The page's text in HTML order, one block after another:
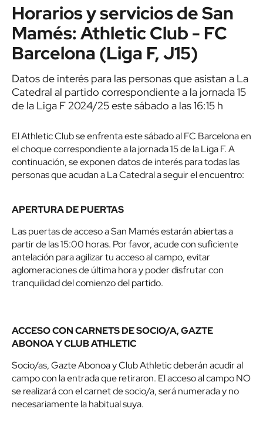
Horarios y servicios de San
Mamés: Athletic Club - FC
Barcelona (Liga F, J15)
Datos de interés para las personas que asistan a La
Catedral al partido correspondiente a la jornada 15
de la Liga F 2024/25 este sábado a las 16:15 h
El Athletic Club se enfrenta este sábado al FC Barcelona en
el choque correspondiente a la jornada 15 de la Liga F. A
continuación, se exponen datos de interés para todas las
personas que acudan a La Catedral a seguir el encuentro:
APERTURA DE PUERTAS
Las puertas de acceso a San Mamés estarán abiertas a
partir de las 15:00 horas. Por favor, acude con suficiente
antelación para agilizar tu acceso al campo, evitar
aglomeraciones de última hora y poder disfrutar con
tranquilidad del comienzo del partido.
ACCESO CON CARNETS DE SOCIO/A, GAZTE
ABONOA Y CLUB ATHLETIC
Socio/as, Gazte Abonoa y Club Athletic deberán acudir al
campo con la entrada que retiraron. El acceso al campo NO
se realizará con el carnet de socio/a, será numerada y no
necesariamente la habitual suya.